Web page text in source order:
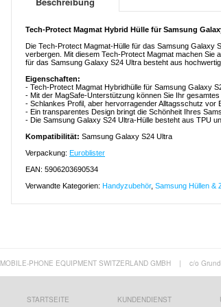
Tech-Protect Magmat Hybrid Hülle für Samsung
Die Tech-Protect Magmat-Hülle für das Samsung Galaxy
verbergen. Mit diesem Tech-Protect Magmat machen Sie
für das Samsung Galaxy S24 Ultra besteht aus
Eigenschaften:
- Tech-Protect Magmat Hybridhülle für Samsung Galaxy
- Mit der MagSafe-Unterstützung können Sie Ihr
- Schlankes Profil, aber hervorragender Alltagsschutz vor
- Ein transparentes Design bringt die Schönheit Ihres
- Die Samsung Galaxy S24 Ultra-Hülle besteht aus TPU
Kompatibilität: Samsung Galaxy S24 Ultra
Verpackung: Euroblister
EAN: 5906203690534
Verwandte Kategorien: Handyzubehör, Samsung Hüllen &
MOBILE-PHONE EQUIPMENT SWITZERLAND GMBH | c/o
STARTSEITE KUNDENDIENST